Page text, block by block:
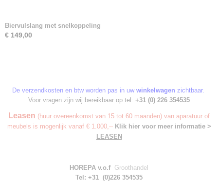
Biervulslang met snelkoppeling
€ 149,00
De verzendkosten en btw worden pas in uw winkelwagen zichtbaar.
Voor vragen zijn wij bereikbaar op tel: +31 (0) 226 354535
Leasen (huur overeenkomst van 15 tot 60 maanden) van aparatuur of
meubels is mogenlijk vanaf € 1.000,-- Klik hier voor meer informatie >
LEASEN
HOREPA v.o.f Groothandel
Tel: +31 (0)226 354535